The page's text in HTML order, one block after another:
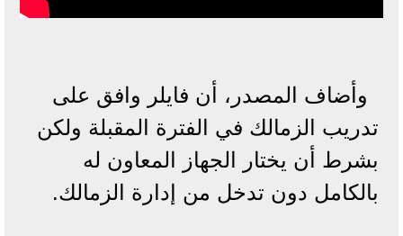
وأضاف المصدر، أن فايلر وافق على
تدريب الزمالك في الفترة المقبلة ولكن
بشرط أن يختار الجهاز المعاون له
بالكامل دون تدخل من إدارة الزمالك.